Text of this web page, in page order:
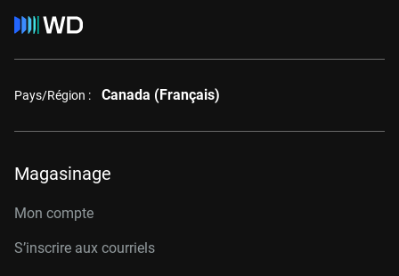
Pays/Région : Canada (Français)
Magasinage
Mon compte
S’inscrire aux courriels